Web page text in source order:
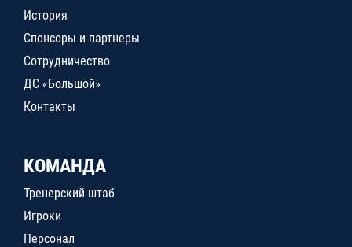
История
Спонсоры и партнеры
Сотрудничество
ДС «Большой»
Контакты
КОМАНДА
Тренерский штаб
Игроки
Персонал